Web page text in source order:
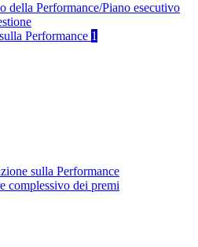
della Performance/Piano esecutivo
Performance 1
sulla Performance
complessivo dei premi